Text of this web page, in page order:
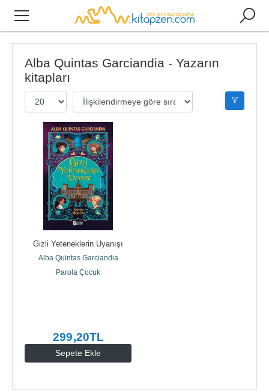
Alba Quintas Garciandia - Yazarın
kitapları
Sepete Ekle
Gizli Yeteneklerin Uyanışı
Alba Quintas Garciandia
Parola Çocuk
299,20TL